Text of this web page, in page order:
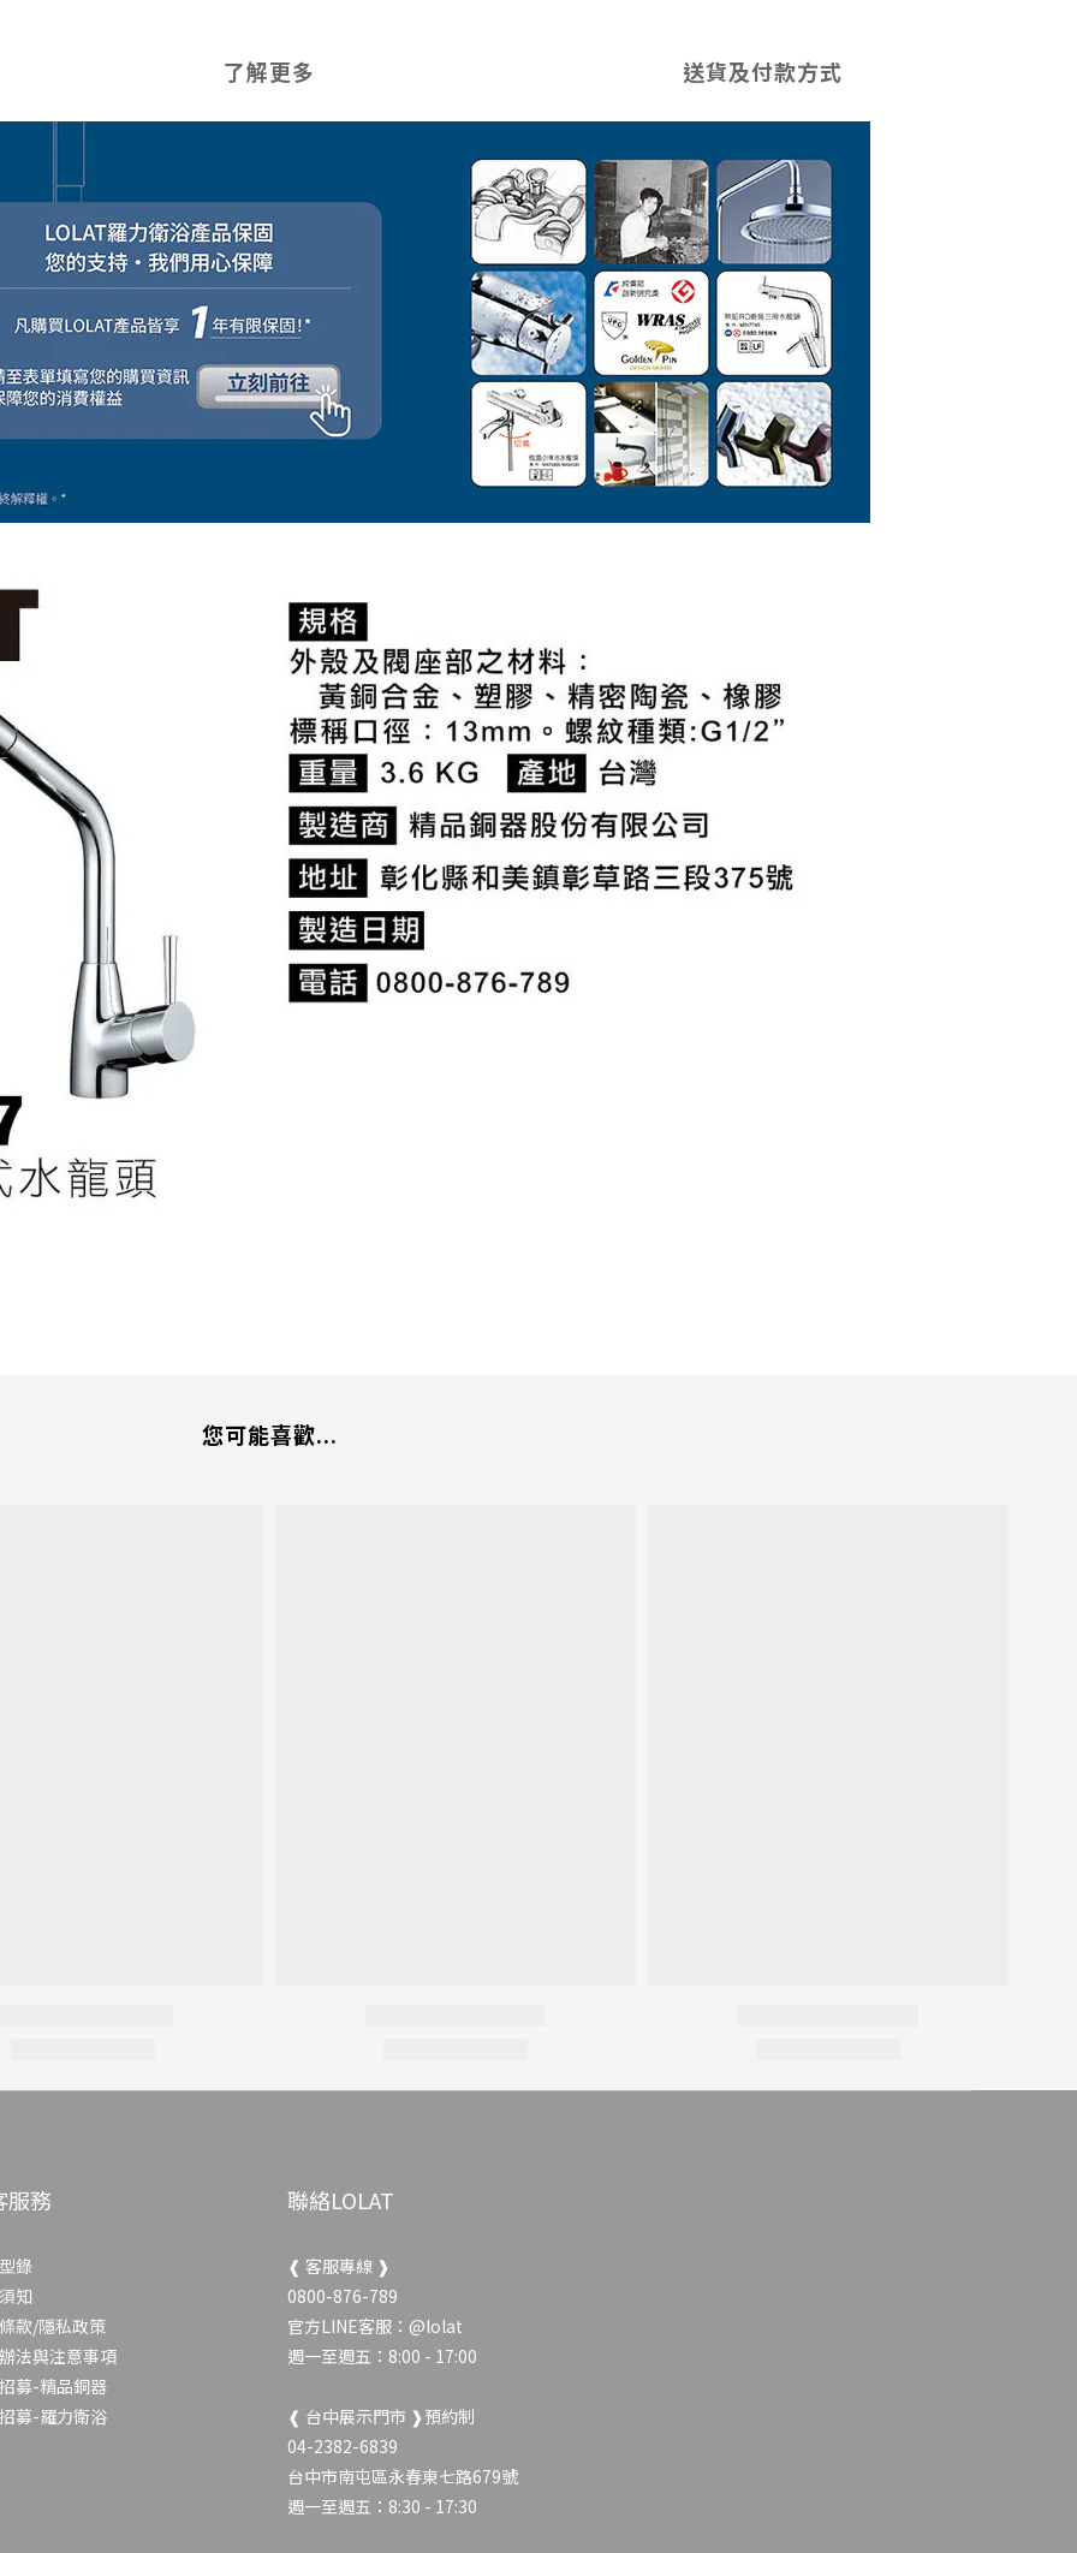
了解更多 送貨及付款方式
您可能喜歡...
服務
錄
知
款/隱私政策
法與注意事項
募-精品銅器
募-羅力衛浴
聯絡LOLAT
❰ 客服專線 ❱
0800-876-789
官方LINE客服： @lolat
週一至週五：8:00 - 17:00
❰ 台中展示門市 ❱預約制
04-2382-6839
台中市南屯區永春東七路679號
週一至週五：8:30 - 17:30